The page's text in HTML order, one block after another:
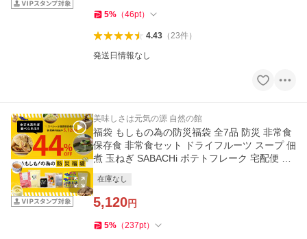
5% （46pt）
4.43（23件）
発送日情報なし
美味しさは元気の源 自然の館
福袋 もしもの為の防災福袋 全7品 防災 非常食
保存食 非常食セット ドライフルーツ スープ 佃
煮 玉ねぎ SABACHi ポテトフレーク 宅配便 爆
在庫なし
5,120円
5% （237pt）